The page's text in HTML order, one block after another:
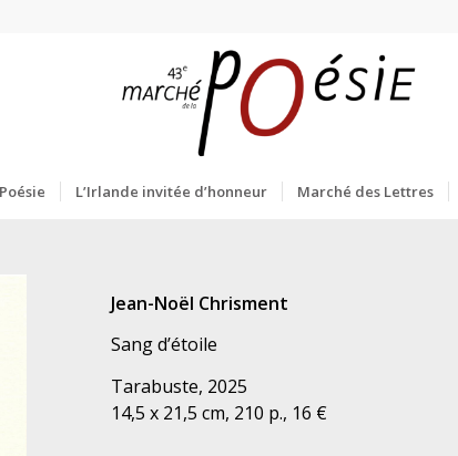
L’Irlande invitée d’honneur Marché des Lettres
Jean-Noël Chrisment
Sang d’étoile
Tarabuste, 2025
14,5 x 21,5 cm, 210 p., 16 €